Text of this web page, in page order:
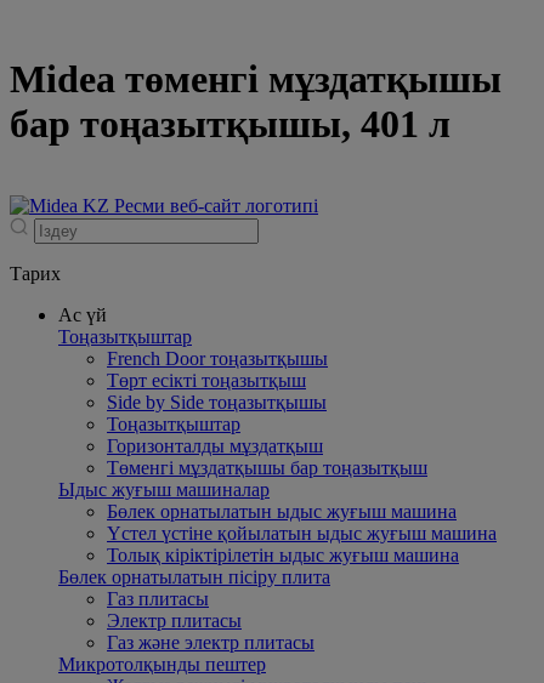
Midea төменгі мұздатқышы
бар тоңазытқышы, 401 л
Тарих
Ас үй
Тоңазытқыштар
French Door тоңазытқышы
Төрт есікті тоңазытқыш
Side by Side тоңазытқышы
Тоңазытқыштар
Горизонталды мұздатқыш
Төменгі мұздатқышы бар тоңазытқыш
Ыдыс жуғыш машиналар
Бөлек орнатылатын ыдыс жуғыш машина
Үстел үстіне қойылатын ыдыс жуғыш машина
Толық кіріктірілетін ыдыс жуғыш машина
Бөлек орнатылатын пісіру плита
Газ плитасы
Электр плитасы
Газ және электр плитасы
Микротолқынды пештер